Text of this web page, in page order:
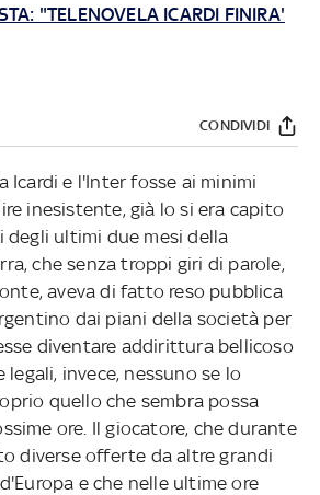
"TELENOVELA ICARDI FINIRA'
CONDIVIDI
Icardi e l'Inter fosse ai minimi
inesistente, già lo si era capito
degli ultimi due mesi della
che senza troppi giri di parole,
aveva di fatto reso pubblica
dai piani della società per
diventare addirittura bellicoso
legali, invece, nessuno se lo
quello che sembra possa
ore. Il giocatore, che durante
diverse offerte da altre grandi
e che nelle ultime ore